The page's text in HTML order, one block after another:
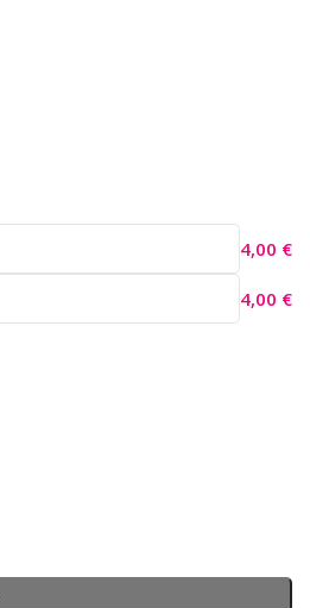
4,00 €
4,00 €